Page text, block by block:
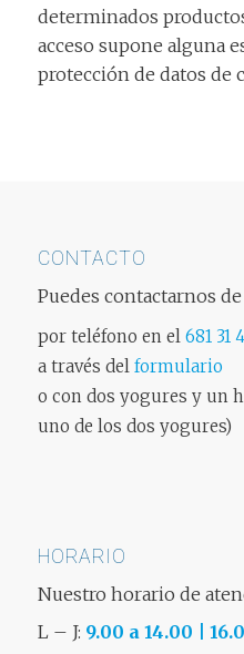
determinados
acceso supone alguna
protección de datos de
CONTACTO
Puedes contactarnos
por teléfono en el 681 31
a través del formulario
o con dos yogures y un
uno de los dos yogures)
HORARIO
Nuestro horario de
L – J: 9.00 a 14.00 |